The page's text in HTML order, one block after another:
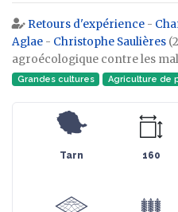
Aller à :navigation,
Retours d'expérience -
Aglae - Christophe Saulières
agroécologique contre les
Grandes cultures Agriculture de
Tarn 160